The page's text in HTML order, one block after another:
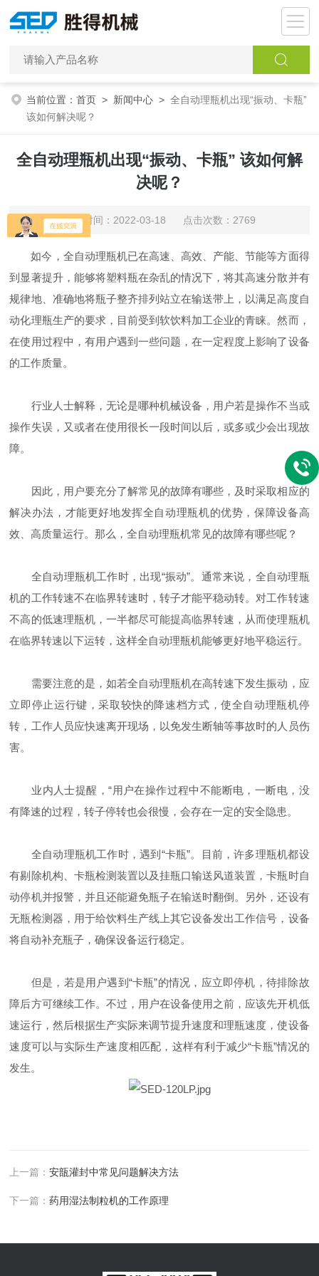
当前位置：首页 > 新闻中心 >全自动理瓶机出现“振动、卡瓶”
该如何解决呢？
全自动理瓶机出现“振动、卡瓶” 该如何解
决呢？
更新时间：2022-03-18 点击次数：2769
如今，全自动理瓶机已在高速、高效、产能、节能等方面得
到显著提升，能够将塑料瓶在杂乱的情况下，将其高速分散并有
规律地、准确地将瓶子整齐排列站立在输送带上，以满足高度自
动化理瓶生产的要求，目前受到软饮料加工企业的青睐。然而，
在使用过程中，有用户遇到一些问题，在一定程度上影响了设备
的工作质量。
行业人士解释，无论是哪种机械设备，用户若是操作不当或
操作失误，又或者在使用很长一段时间以后，或多或少会出现故
障。
因此，用户要充分了解常见的故障有哪些，及时采取相应的
解决办法，才能更好地发挥全自动理瓶机的优势，保障设备高
效、高质量运行。那么，全自动理瓶机常见的故障有哪些呢？
全自动理瓶机工作时，出现“振动”。通常来说，全自动理瓶
机的工作转速不在临界转速时，转子才能平稳动转。对工作转速
不高的低速理瓶机，一半都尽可能提高临界转速，从而使理瓶机
在临界转速以下运转，这样全自动理瓶机能够更好地平稳运行。
需要注意的是，如若全自动理瓶机在高转速下发生振动，应
立即停止运行键，采取较快的降速档方式，使全自动理瓶机停
转，工作人员应快速离开现场，以免发生断轴等事故时的人员伤
害。
业内人士提醒，“用户在操作过程中不能断电，一断电，没
有降速的过程，转子停转也会很慢，会存在一定的安全隐患。
全自动理瓶机工作时，遇到 “卡瓶”。目前，许多理瓶机都设
有剔除机构、卡瓶检测装置以及挂瓶口输送风道装置，卡瓶时自
动停机并报警，并且还能避免瓶子在输送时翻倒。另外，还设有
无瓶检测器，用于给饮料生产线上其它设备发出工作信号，设备
将自动补充瓶子，确保设备运行稳定。
但是，若是用户遇到 “卡瓶”的情况，应立即停机，待排除故
障后方可继续工作。不过，用户在设备使用之前，应该先开机低
速运行，然后根据生产实际来调节提升速度和理瓶速度，使设备
速度可以与实际生产速度相匹配，这样有利于减少“卡瓶”情况的
发生。
上一篇：安瓿灌封中常见问题解决方法
下一篇：药用湿法制粒机的工作原理